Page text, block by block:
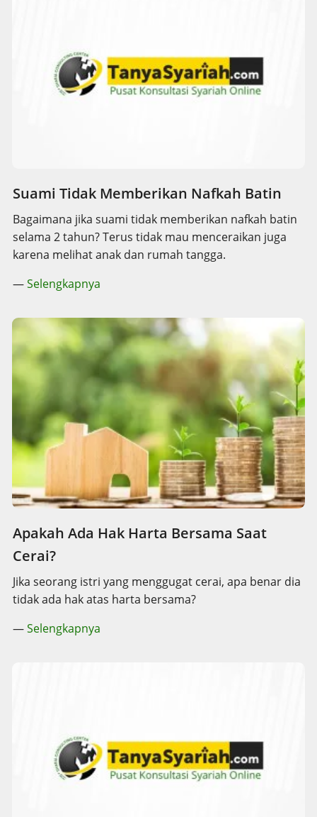
Suami Tidak Memberikan Nafkah Batin
Bagaimana jika suami tidak memberikan nafkah batin
selama 2 tahun? Terus tidak mau menceraikan juga
karena melihat anak dan rumah tangga.
—Selengkapnya
Apakah Ada Hak Harta Bersama Saat
Cerai?
Jika seorang istri yang menggugat cerai, apa benar dia
tidak ada hak atas harta bersama?
—Selengkapnya